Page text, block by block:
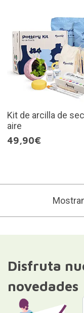
Kit de arcilla de
aire
49,90€
Disfruta
novedades